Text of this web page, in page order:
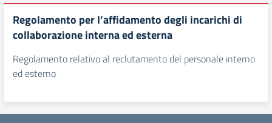
Regolamento per l’affidamento degli incarichi di
collaborazione interna ed esterna
Regolamento relativo al reclutamento del personale interno
ed esterno